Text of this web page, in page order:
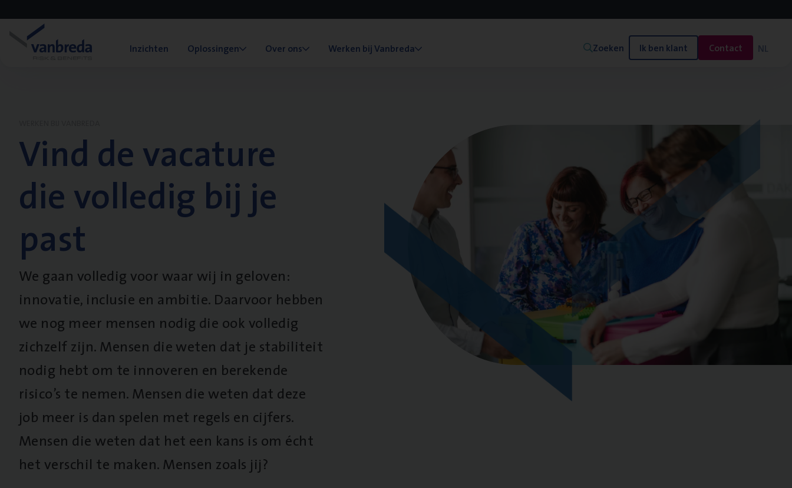
Inzichten Oplossingen Over ons Werken bij Vanbreda Zoeken Ik ben klant Contact NL
Vind de vacature
die volledig bij je
past
We gaan volledig voor waar wij in geloven:
innovatie, inclusie en ambitie. Daarvoor hebben
we nog meer mensen nodig die ook volledig
zichzelf zijn. Mensen die weten dat je stabiliteit
nodig hebt om te innoveren en berekende
risico’s te nemen. Mensen die weten dat deze
job meer is dan spelen met regels en cijfers.
Mensen die weten dat het een kans is om écht
het verschil te maken. Mensen zoals jij?